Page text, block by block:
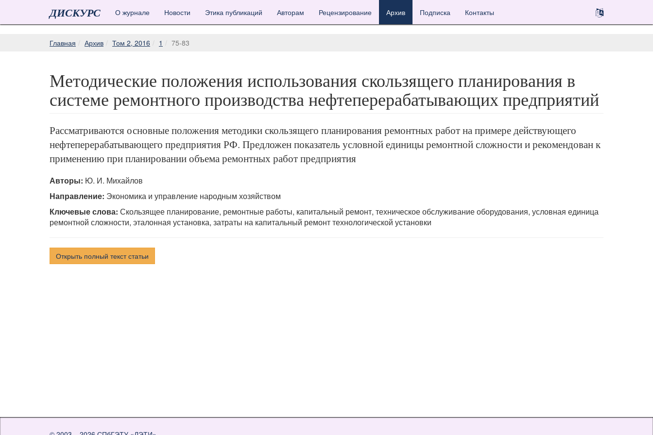
ДИСКУРС О журнале Новости Этика публикаций Авторам Рецензирование Архив Подписка Контакты
Главная Архив Том 2, 2016 1 75-83
Методические положения использования скользящего планирования в
системе ремонтного производства нефтеперерабатывающих предприятий
Рассматриваются основные положения методики скользящего планирования ремонтных работ на примере действующего
нефтеперерабатывающего предприятия РФ. Предложен показатель условной единицы ремонтной сложности и рекомендован к
применению при планировании объема ремонтных работ предприятия
Авторы: Ю. И. Михайлов
Направление: Экономика и управление народным хозяйством
Ключевые слова: Скользящее планирование, ремонтные работы, капитальный ремонт, техническое обслуживание оборудования, условная единица
ремонтной сложности, эталонная установка, затраты на капитальный ремонт технологической установки
Открыть полный текст статьи